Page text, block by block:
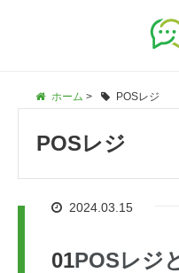
ホーム > POSレジ
POSレジ
2024.03.15
POSレジ